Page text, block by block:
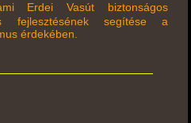
Erdei Vasút biztonságos
fejlesztésének segítése a
érdekében.